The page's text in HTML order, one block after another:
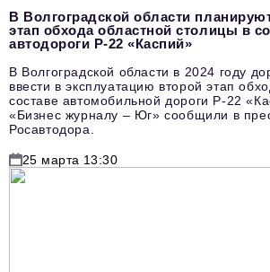
В Волгоградской области
этап обхода областной столицы в
автодороги Р-22 «Каспий»
В Волгоградской области в 2024 году
ввести в эксплуатацию второй этап
составе автомобильной дороги Р-22
«Бизнес журналу – Юг» сообщили в
Росавтодора.
25 марта 13:30